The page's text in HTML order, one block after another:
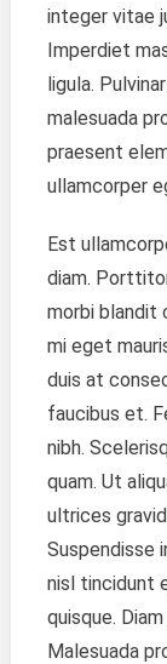
integer vitae
Imperdiet
ligula.
malesuada
praesent
ullamcorper
Est
diam.
morbi blandit
mi eget
duis at
faucibus et.
nibh.
quam. Ut
ultrices
Suspendisse
nisl tincidunt
quisque.
Malesuada